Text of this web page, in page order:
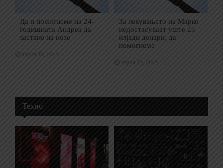
Да и помогнеме на 24-
годишната Андреа да
застане на нозе
април 16, 2025
За лекувањето на Марко
недостасуваат уште 25
илјади денари, да
помогнеме
април 15, 2025
Техно